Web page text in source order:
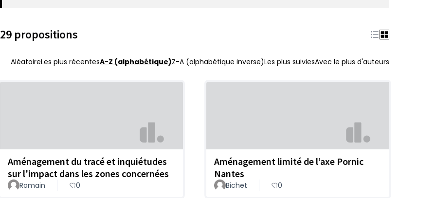
29 propositions
AléatoireLes plus récentesA-Z (alphabétique)Z-A (alphabétique inverse)Les plus suiviesAvec le plus d'auteurs
Aménagement du tracé et inquiétudes
sur l'impact dans les zones concernées
Romain 0
Aménagement limité de l’axe Pornic
Nantes
Bichet 0